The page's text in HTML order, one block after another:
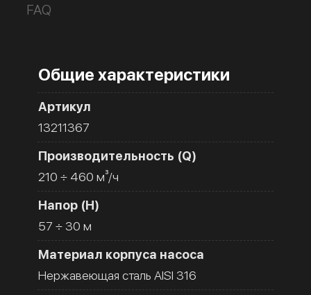
FAQ
Общие характеристики
Артикул
13211367
Производительность (Q)
210 ÷ 460 м³/ч
Напор (H)
57 ÷ 30 м
Материал корпуса насоса
Нержавеющая сталь AISI 316